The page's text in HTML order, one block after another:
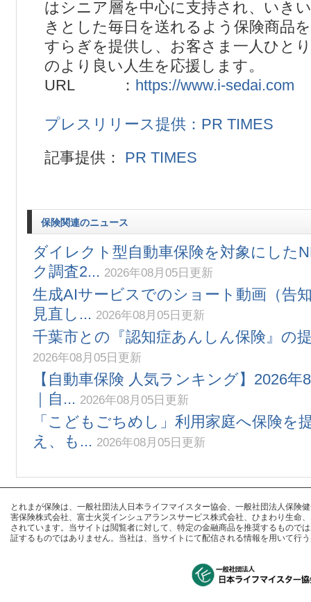
はシニア層を中心に支持され、いきい
きとした毎日を送れるよう保険商品
すらぎを提供し、お客さま一人ひとり
のより良い人生を応援します。
URL ： https://www.i-sedai.com
プレスリリース提供：PR TIMES
記事提供： PR TIMES
保険関連のニュース
ダイレクト型自動車保険を対象にした
ク調査2... 2026年08月05日更新
生成AIサービスでのショート動画（告
見直し... 2026年08月05日更新
千葉市との『認知症あんしん保険』の
2026年08月05日更新
【自動車保険 人気ランキング】2026年
｜自... 2026年08月05日更新
「こどもごちめし」利用家庭へ保険を
え、も... 2026年08月05日更新
とれまが保険は、一般社団法人日本ライフマイスター協会、一般社団法人保
害保険株式会社、富士火災インシュアランスサービス株式会社、ひまわり生命
されています。当サイトは閲覧者に対して、特定の金融商品を推奨するもので
証するものではありません。当社は、当サイトにて配信される情報を用いて行